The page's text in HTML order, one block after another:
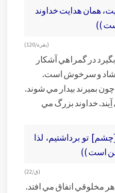
همان هدايت خداوند
))
(بقره/ 120)
در گمراهي آشکار
شاد و سرخوش است.
بميرند بيدار مي شوند.
خداوند بزرگ مي
تو برداشتيم، لذا
است ))
(ق/ 22)
مخلوقي اتفاق مي افتد.